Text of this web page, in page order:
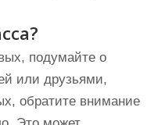
подумайте о
или друзьями,
обратите внимание